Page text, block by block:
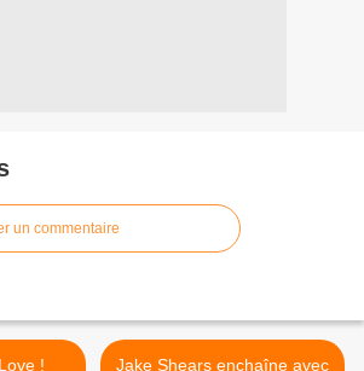
un commentaire
!
Jake Shears enchaîne avec